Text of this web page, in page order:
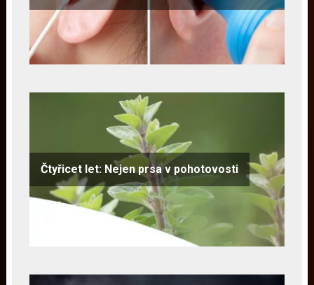
Čtyřicet let: Nejen prsa v pohotovosti